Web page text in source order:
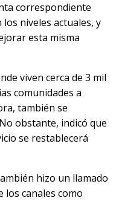
correspondiente
niveles actuales, y
esta misma
viven cerca de 3 mil
comunidades a
también se
obstante, indicó que
se restablecerá
hizo un llamado
los canales como